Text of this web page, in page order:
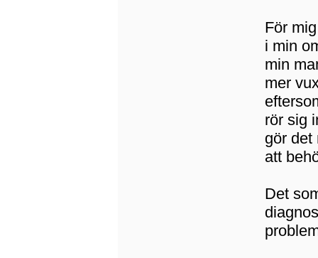
För
i min
min
mer
rör sig
gör det
att
Det